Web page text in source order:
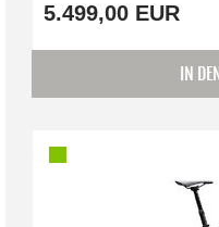
5.499,00 EUR
IN